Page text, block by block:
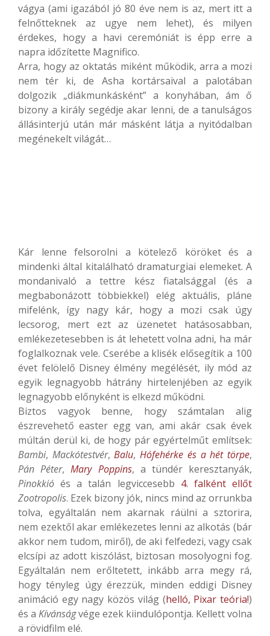
vágya (ami igazából jó 80 éve nem is az, mert itt a
felnőtteknek az ugye nem lehet), és milyen
érdekes, hogy a havi ceremóniát is épp erre a
napra időzítette Magnifico.
Arra, hogy az oktatás miként működik, arra a mozi
nem tér ki, de Asha kortársaival a palotában
dolgozik „diákmunkásként” a konyhában, ám ő
bizony a király segédje akar lenni, de a tanulságos
állásinterjú után már másként látja a nyitódalban
megénekelt világát…
Kár lenne felsorolni a kötelező köröket és a
mindenki által kitalálható dramaturgiai elemeket. A
mondanivaló a tettre kész fiatalsággal (és a
megbabonázott többiekkel) elég aktuális, pláne
mifelénk, így nagy kár, hogy a mozi csak úgy
lecsorog, mert ezt az üzenetet hatásosabban,
emlékezetesebben is át lehetett volna adni, ha már
foglalkoznak vele. Cserébe a klisék elősegítik a 100
évet felölelő Disney élmény megélését, ily mód az
egyik legnagyobb hátrány hirtelenjében az egyik
legnagyobb előnyként is elkezd működni.
Biztos vagyok benne, hogy számtalan alig
észrevehető easter egg van, ami akár csak évek
múltán derül ki, de hogy pár egyértelműt említsek:
Bambi, Mackótestvér,Balu,Hófehérke és a hét törpe,
Pán Péter,Mary Poppins, a tündér keresztanyák,
Pinokkió és a talán legviccesebb 4. falként ellőt
Zootropolis. Ezek bizony jók, nincs mind az orrunkba
tolva, egyáltalán nem akarnak ráülni a sztorira,
nem ezektől akar emlékezetes lenni az alkotás (bár
akkor nem tudom, miről), de aki felfedezi, vagy csak
elcsípi az adott kiszólást, biztosan mosolyogni fog.
Egyáltalán nem erőltetett, inkább arra megy rá,
hogy tényleg úgy érezzük, minden eddigi Disney
animáció egy nagy közös világ (helló, Pixar teória!)
és a Kívánságvége ezek kiindulópontja. Kellett volna
a rövidfilm elé.